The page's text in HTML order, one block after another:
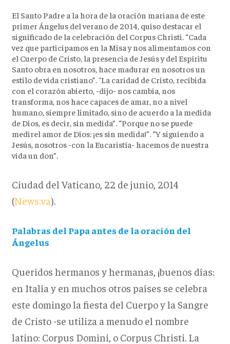
El Santo Padre a la hora de la oración mariana de este
primer Ángelus del verano de 2014, quiso destacar el
significado de la celebración del Corpus Christi. “Cada
vez que participamos en la Misa y nos alimentamos con
el Cuerpo de Cristo, la presencia de Jesús y del Espíritu
Santo obra en nosotros, hace madurar en nosotros un
estilo de vida cristiano”. "La caridad de Cristo, recibida
con el corazón abierto, -dijo- nos cambia, nos
transforma, nos hace capaces de amar, no a nivel
humano, siempre limitado, sino de acuerdo a la medida
de Dios, es decir, sin medida”. “Porque no se puede
medirel amor de Dios: ¡es sin medida!”. “Y siguiendo a
Jesús, nosotros -con la Eucaristía- hacemos de nuestra
vida un don”.
Ciudad del Vaticano, 22 de junio, 2014
(News.va).
Palabras del Papa antes de la oración del
Ángelus
Queridos hermanos y hermanas, ¡buenos días:
en Italia y en muchos otros países se celebra
este domingo la fiesta del Cuerpo y la Sangre
de Cristo -se utiliza a menudo el nombre
latino: Corpus Domini, o Corpus Christi. La